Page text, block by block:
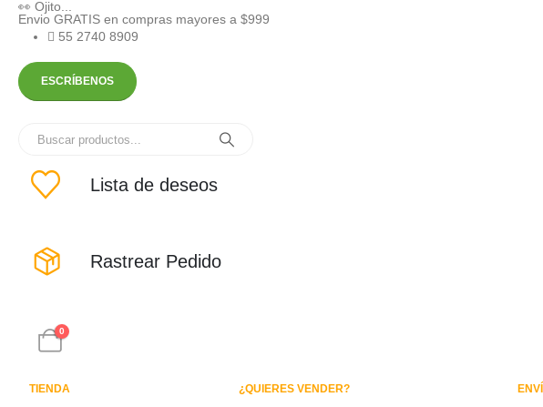
👀 Ojito...
Envio GRATIS en compras mayores a $999
55 2740 8909
ESCRÍBENOS
Lista de deseos
Rastrear Pedido
0
TIENDA ¿QUIERES VENDER?